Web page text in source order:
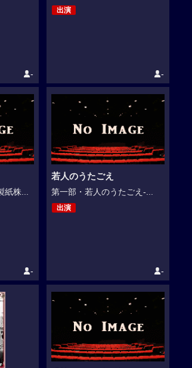
-
出演
-
株...
-
若人のうたごえ
第一部・若人のうたごえ-...
出演
-